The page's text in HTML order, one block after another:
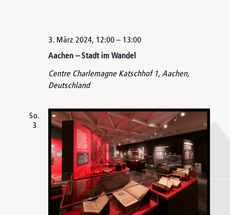
Aachen – Stadt im Wandel
3. März 2024, 12:00– 13:00
Centre Charlemagne Katschhof 1, Aachen,
Deutschland
So.
3